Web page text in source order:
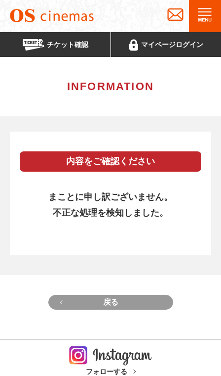
チケット確認 マイページログイン
INFORMATION
内容をご確認ください
まことに申し訳ございません。
不正な処理を検知しました。
戻る
フォローする